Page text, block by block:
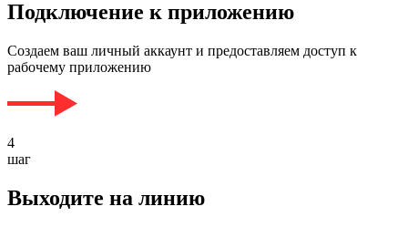
Подключение к приложению
Создаем ваш личный аккаунт и предоставляем доступ к
рабочему приложению
4
шаг
Выходите на линию